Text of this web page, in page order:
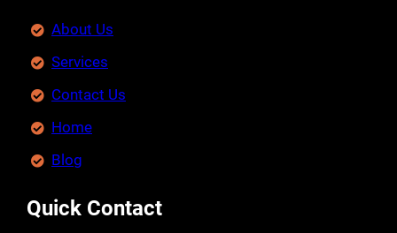
About Us
Services
Contact Us
Home
Blog
Quick Contact